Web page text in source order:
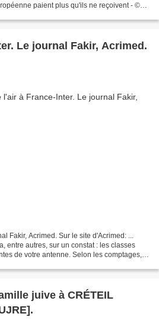
paient plus qu'ils ne reçoivent - ©
Le journal Fakir, Acrimed.
Fakir, Acrimed. Sur le site d'Acrimed: ...
entre autres, sur un constat : les classes
de votre antenne. Selon les comptages,
juive à CRÉTEIL